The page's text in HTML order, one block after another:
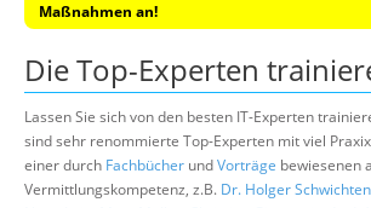
Maßnahmen an!
Die Top-Experten
Lassen Sie sich von den besten IT-Experten
sind sehr renommierte Top-Experten mit viel
einer durch Fachbücher undVorträge bewiesenen
Vermittlungskompetenz, z.B. Dr. Holger